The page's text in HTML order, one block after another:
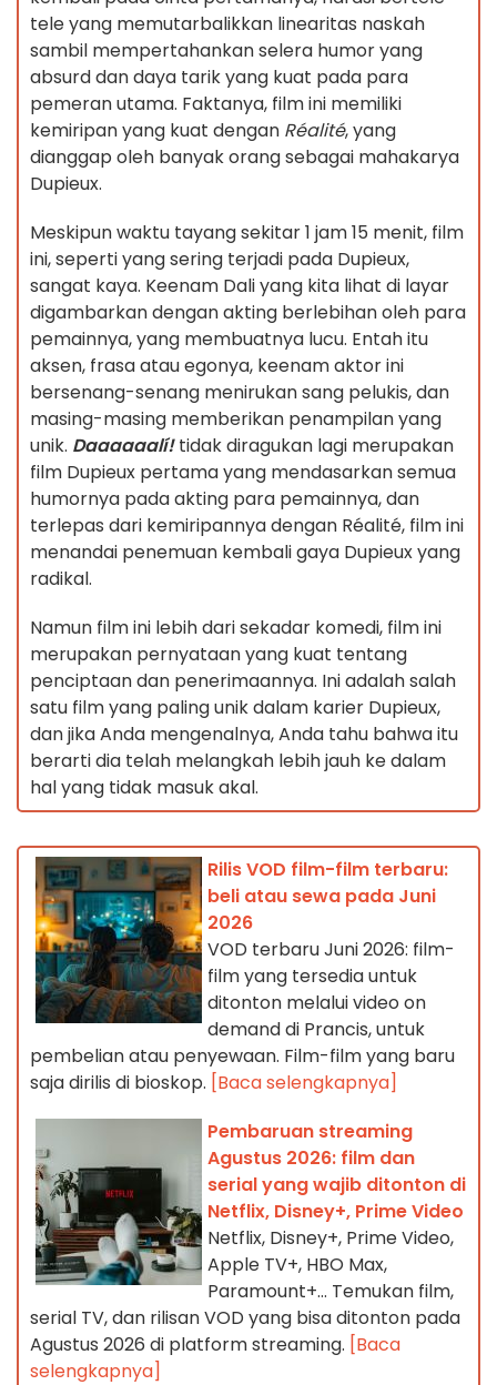
tele yang memutarbalikkan linearitas naskah
sambil mempertahankan selera humor yang
absurd dan daya tarik yang kuat pada para
pemeran utama. Faktanya, film ini memiliki
kemiripan yang kuat dengan Réalité, yang
dianggap oleh banyak orang sebagai mahakarya
Dupieux.
Meskipun waktu tayang sekitar 1 jam 15 menit, film
ini, seperti yang sering terjadi pada Dupieux,
sangat kaya. Keenam Dali yang kita lihat di layar
digambarkan dengan akting berlebihan oleh para
pemainnya, yang membuatnya lucu. Entah itu
aksen, frasa atau egonya, keenam aktor ini
bersenang-senang menirukan sang pelukis, dan
masing-masing memberikan penampilan yang
unik. Daaaaaalí!tidak diragukan lagi merupakan
film Dupieux pertama yang mendasarkan semua
humornya pada akting para pemainnya, dan
terlepas dari kemiripannya dengan Réalité, film ini
menandai penemuan kembali gaya Dupieux yang
radikal.
Namun film ini lebih dari sekadar komedi, film ini
merupakan pernyataan yang kuat tentang
penciptaan dan penerimaannya. Ini adalah salah
satu film yang paling unik dalam karier Dupieux,
dan jika Anda mengenalnya, Anda tahu bahwa itu
berarti dia telah melangkah lebih jauh ke dalam
hal yang tidak masuk akal.
Rilis VOD film-film terbaru:
beli atau sewa pada Juni
2026
VOD terbaru Juni 2026: film-
film yang tersedia untuk
ditonton melalui video on
demand di Prancis, untuk
pembelian atau penyewaan. Film-film yang baru
saja dirilis di bioskop. [Baca selengkapnya]
Pembaruan streaming
Agustus 2026: film dan
serial yang wajib ditonton di
Netflix, Disney+, Prime Video
Netflix, Disney+, Prime Video,
Apple TV+, HBO Max,
Paramount+… Temukan film,
serial TV, dan rilisan VOD yang bisa ditonton pada
Agustus 2026 di platform streaming. [Baca
selengkapnya]